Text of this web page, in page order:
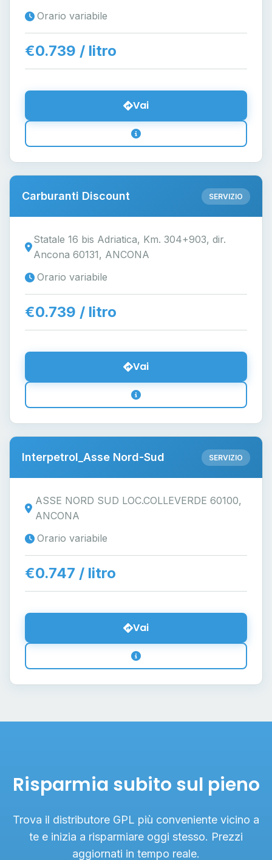
Orario variabile
€0.739 / litro
Vai
Carburanti Discount SERVIZIO
Statale 16 bis Adriatica, Km. 304+903, dir.
Ancona 60131, ANCONA
Orario variabile
€0.739 / litro
Vai
Interpetrol_Asse Nord-Sud SERVIZIO
ASSE NORD SUD LOC.COLLEVERDE 60100,
ANCONA
Orario variabile
€0.747 / litro
Vai
Risparmia subito sul pieno
Trova il distributore GPL più conveniente vicino a
te e inizia a risparmiare oggi stesso. Prezzi
aggiornati in tempo reale.